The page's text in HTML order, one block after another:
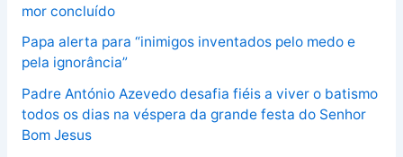
mor concluído
Papa alerta para “inimigos inventados pelo medo e
pela ignorância”
Padre António Azevedo desafia fiéis a viver o batismo
todos os dias na véspera da grande festa do Senhor
Bom Jesus